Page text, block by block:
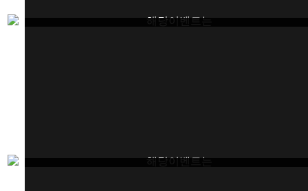
해당이벤트는
해당이벤트는